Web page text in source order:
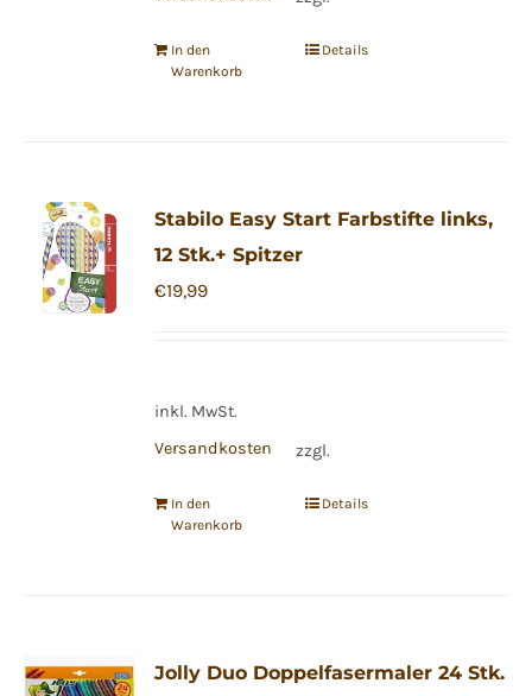
In den
Warenkorb
Details
Stabilo Easy Start Farbstifte links,
12 Stk.+ Spitzer
€19,99
inkl. MwSt.
zzgl.
Versandkosten
In den
Warenkorb
Details
Jolly Duo Doppelfasermaler 24 Stk.